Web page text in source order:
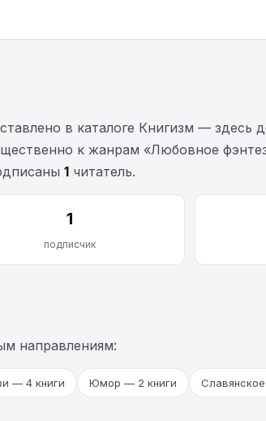
в каталоге Книгизм — здесь
к жанрам «Любовное
1 читатель.
1
подписчик
направлениям:
— 4 книги Юмор — 2 книги